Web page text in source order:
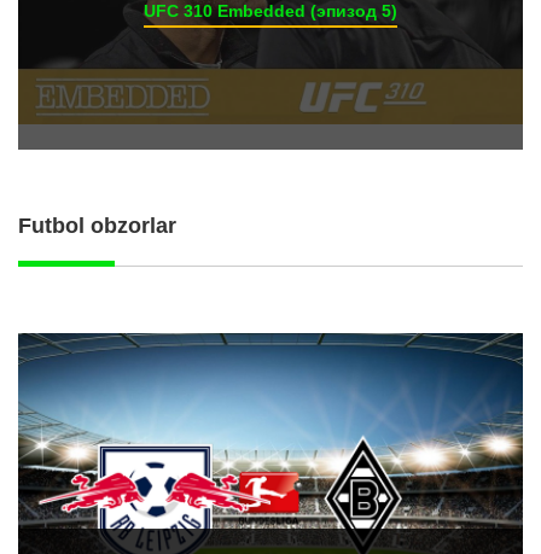
UFC 310 Embedded (эпизод 5)
Futbol obzorlar